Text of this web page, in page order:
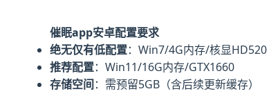
催眠app安卓配置要求
​绝无仅有低配置​​：Win7/4G内存/核显HD520
​推荐配置​​：Win11/16G内存/GTX1660
​存储空间​​：需预留5GB（含后续更新缓存）